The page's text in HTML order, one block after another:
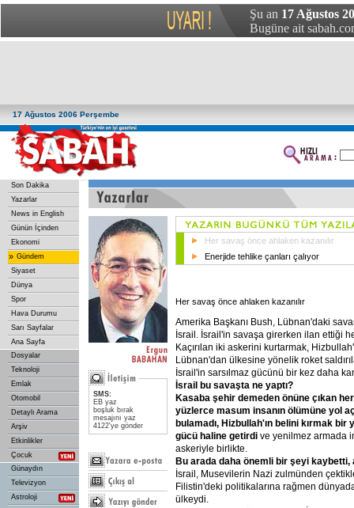
Şu an 17 Ağustos
Bugüne ait
17 Ağustos 2006 Perşembe
Son Dakika
Yazarlar
News in English
Günün İçinden
Ekonomi
» Gündem
Siyaset
Dünya
Spor
Hava Durumu
Sarı Sayfalar
Ana Sayfa
Dosyalar
Teknoloji
Emlak
Otomobil
Detaylı Arama
Arşiv
Etkinlikler
Çocuk
Günaydın
Televizyon
Astroloji
SMS:
EB yaz
boşluk bırak
mesajını yaz
4122'ye gönder
Her savaş önce ahlaken kazanılır
Enerjide tehlike çanları çalıyor
Her savaş önce ahlaken kazanılır
Amerika Başkanı Bush, Lübnan'daki
İsrail. İsrail'in savaşa girerken ilan ettiği
Kaçırılan iki askerini kurtarmak,
Lübnan'dan ülkesine yönelik roket
İsrail'in sarsılmaz gücünü bir kez daha
İsrail bu savaşta ne yaptı?
Kasaba şehir demeden önüne çıkan her
yüzlerce masum insanın ölümüne yol
bulamadı, Hizbullah'ın belini kırmak bir
gücü haline getirdi ve yenilmez armada
askeriyle birlikte.
Bu arada daha önemli bir şeyi kaybetti,
İsrail, Musevilerin Nazi zulmünden
Filistin'deki politikalarına rağmen
ülkeydi.